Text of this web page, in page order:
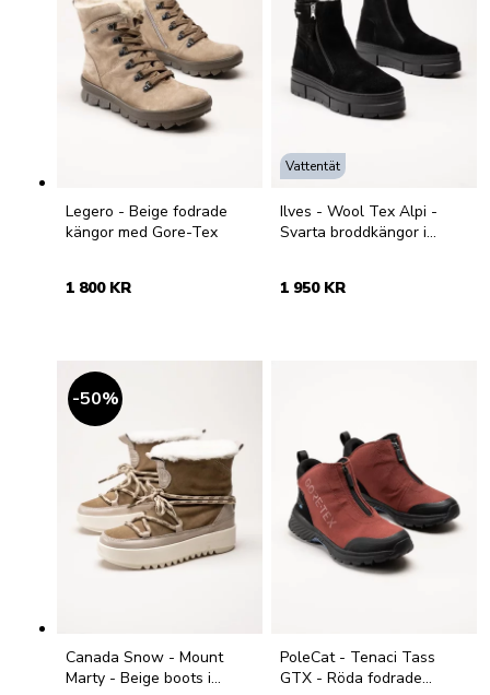
Legero - Beige fodrade
kängor med Gore-Tex
1 800 KR
Vattentät
Ilves - Wool Tex Alpi -
Svarta broddkängor i
1 950 KR
50%
Canada Snow - Mount
Marty - Beige boots i
PoleCat - Tenaci Tass
GTX - Röda fodrade